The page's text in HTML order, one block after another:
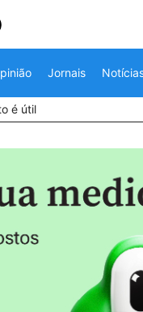
Jornais
é útil